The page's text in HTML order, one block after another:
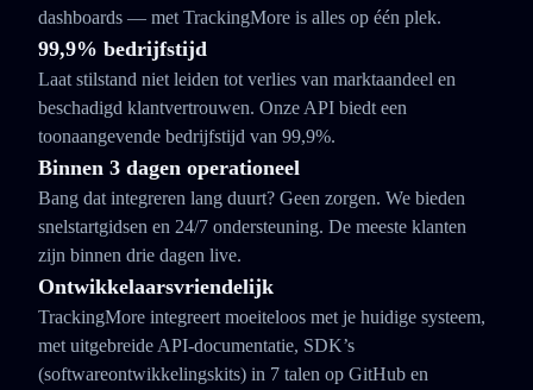
dashboards — met TrackingMore is alles op één plek.
99,9% bedrijfstijd
Laat stilstand niet leiden tot verlies van marktaandeel en
beschadigd klantvertrouwen. Onze API biedt een
toonaangevende bedrijfstijd van 99,9%.
Binnen 3 dagen operationeel
Bang dat integreren lang duurt? Geen zorgen. We bieden
snelstartgidsen en 24/7 ondersteuning. De meeste klanten
zijn binnen drie dagen live.
Ontwikkelaarsvriendelijk
TrackingMore integreert moeiteloos met je huidige systeem,
met uitgebreide API-documentatie, SDK’s
(softwareontwikkelingskits) in 7 talen op GitHub en